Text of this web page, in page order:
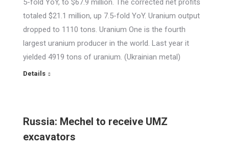
5-fold YoY, to $67.9 million. The corrected net profits
totaled $21.1 million, up 7.5-fold YoY. Uranium output
dropped to 1110 tons. Uranium One is the fourth
largest uranium producer in the world. Last year it
yielded 4919 tons of uranium. (Ukrainian metal)
Details
Russia: Mechel to receive UMZ
excavators